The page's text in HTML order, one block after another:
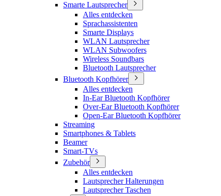
Smarte Lautsprecher
Alles entdecken
Sprachassistenten
Smarte Displays
WLAN Lautsprecher
WLAN Subwoofers
Wireless Soundbars
Bluetooth Lautsprecher
Bluetooth Kopfhörer
Alles entdecken
In-Ear Bluetooth Kopfhörer
Over-Ear Bluetooth Kopfhörer
Open-Ear Bluetooth Kopfhörer
Streaming
Smartphones & Tablets
Beamer
Smart-TVs
Zubehör
Alles entdecken
Lautsprecher Halterungen
Lautsprecher Taschen